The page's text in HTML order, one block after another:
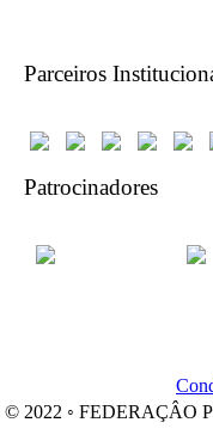
Parceiros
Patrocinadores
© 2022 ◦ FEDERAÇÂO